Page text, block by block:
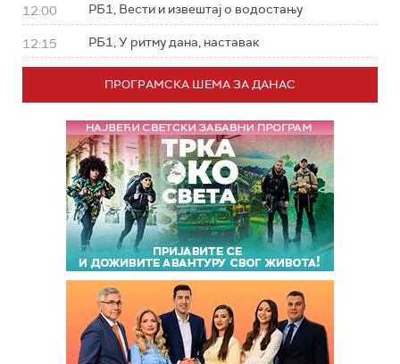
12:00 РБ1, Вести и извештај о водостању
12:15 РБ1, У ритму дана, наставак
ПРОГРАМСКА ШЕМА ЗА ДАНАС